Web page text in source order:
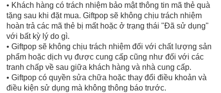
• Khách hàng có trách nhiệm bảo mật thông tin mã thẻ quà
tặng sau khi đặt mua. Giftpop sẽ không chịu trách nhiệm
hoàn trả các mã thẻ bị mất hoặc ở trạng thái "Đã sử dụng"
với bất kỳ lý do gì.
• Giftpop sẽ không chịu trách nhiệm đối với chất lượng sản
phẩm hoặc dịch vụ được cung cấp cũng như đối với các
tranh chấp về sau giữa khách hàng và nhà cung cấp.
• Giftpop có quyền sửa chữa hoặc thay đổi điều khoản và
điều kiện sử dụng mà không thông báo trước.